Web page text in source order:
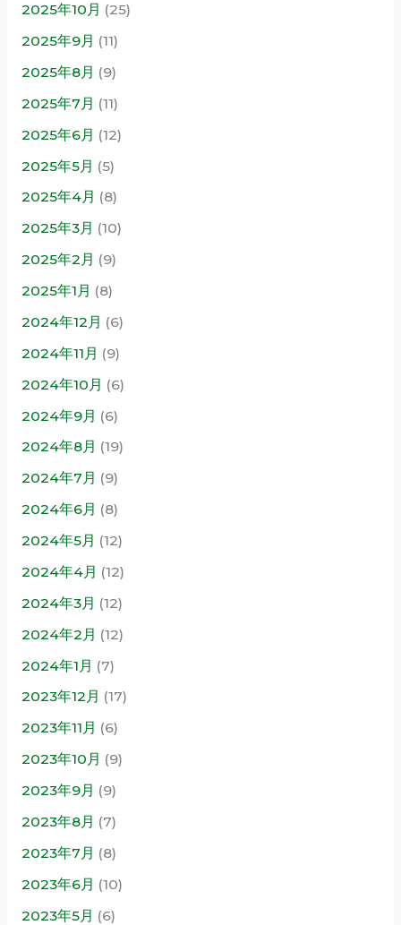
2025年10月 (25)
2025年9月 (11)
2025年8月 (9)
2025年7月 (11)
2025年6月 (12)
2025年5月 (5)
2025年4月 (8)
2025年3月 (10)
2025年2月 (9)
2025年1月 (8)
2024年12月 (6)
2024年11月 (9)
2024年10月 (6)
2024年9月 (6)
2024年8月 (19)
2024年7月 (9)
2024年6月 (8)
2024年5月 (12)
2024年4月 (12)
2024年3月 (12)
2024年2月 (12)
2024年1月 (7)
2023年12月 (17)
2023年11月 (6)
2023年10月 (9)
2023年9月 (9)
2023年8月 (7)
2023年7月 (8)
2023年6月 (10)
2023年5月 (6)